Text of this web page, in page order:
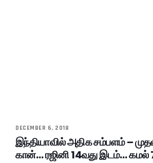
DECEMBER 6, 2018
இந்தியாவில் அதிக சம்பளம் –
கான்… ரஜினி 14வது இடம்… கமல்